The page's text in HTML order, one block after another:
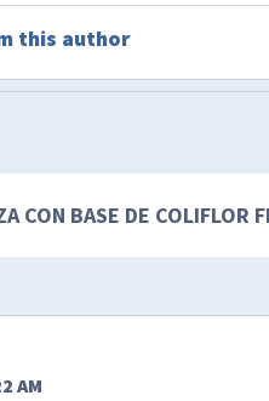
this author
CON BASE DE COLIFLOR
AM